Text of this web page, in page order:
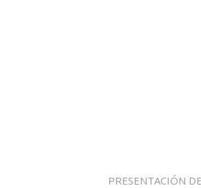
PRESENTACIÓN